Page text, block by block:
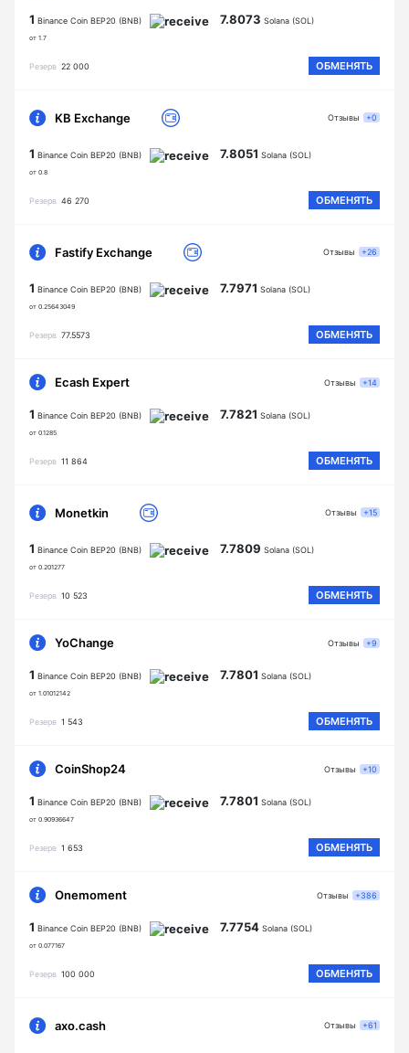
1 Binance Coin BEP20 (BNB)
от 1.7
7.8073 Solana (SOL)
Резерв 22 000 ОБМЕНЯТЬ
KB Exchange
1 Binance Coin BEP20 (BNB)
от 0.8
7.8051 Solana (SOL)
Резерв 46 270 ОБМЕНЯТЬ
Отзывы +0
Fastify Exchange
1 Binance Coin BEP20 (BNB)
от 0.25643049
7.7971 Solana (SOL)
Резерв 77.5573 ОБМЕНЯТЬ
Отзывы +26
Ecash Expert
1 Binance Coin BEP20 (BNB)
от 0.1285
7.7821 Solana (SOL)
Резерв 11 864 ОБМЕНЯТЬ
Отзывы +14
Monetkin
1 Binance Coin BEP20 (BNB)
от 0.201277
7.7809 Solana (SOL)
Резерв 10 523 ОБМЕНЯТЬ
Отзывы +15
YoChange
1 Binance Coin BEP20 (BNB)
от 1.01012142
7.7801 Solana (SOL)
Резерв 1 543 ОБМЕНЯТЬ
Отзывы +9
CoinShop24
1 Binance Coin BEP20 (BNB)
от 0.90936647
7.7801 Solana (SOL)
Резерв 1 653 ОБМЕНЯТЬ
Отзывы +10
Onemoment
1 Binance Coin BEP20 (BNB)
от 0.077167
7.7754 Solana (SOL)
Резерв 100 000 ОБМЕНЯТЬ
Отзывы +386
axo.cash Отзывы +61